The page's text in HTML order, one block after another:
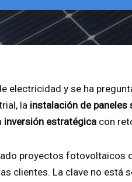
electricidad y se ha
la instalación de paneles
inversión estratégicacon
proyectos fotovoltaicos
clientes. La clave no está